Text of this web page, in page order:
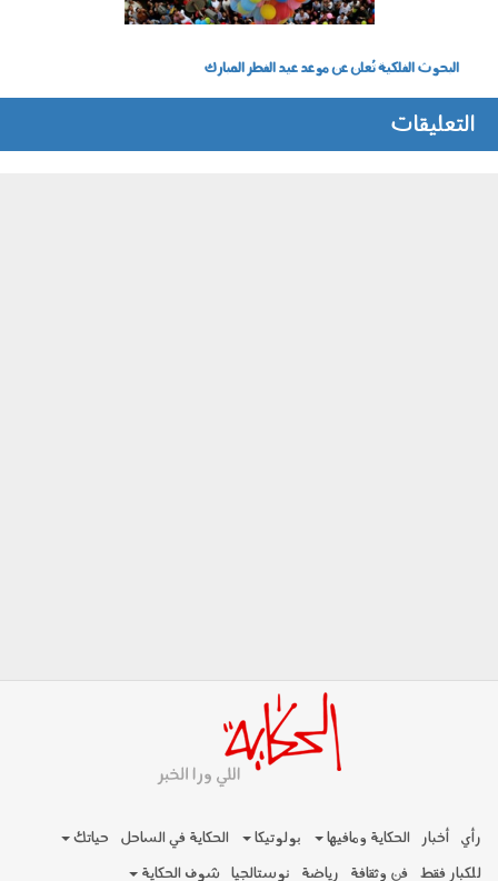
البحوث الفلكية تُعلن عن موعد عيد الفطر المبارك
التعليقات
رأي أخبار الحكاية ومافيها بولوتيكا الحكاية في الساحل
حياتك
للكبار فقط فن وثقافة رياضة نوستالجيا شوف الحكاية